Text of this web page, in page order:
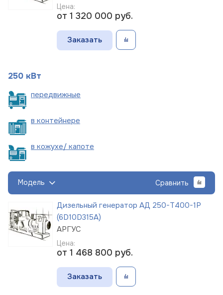
Цена:
от 1 320 000 руб.
Заказать
250 кВт
передвижные
в контейнере
в кожухе/ капоте
Модель Сравнить
Дизельный генератор АД 250-Т400-1Р
(6D10D315A)
АРГУС
Цена:
от 1 468 800 руб.
Заказать